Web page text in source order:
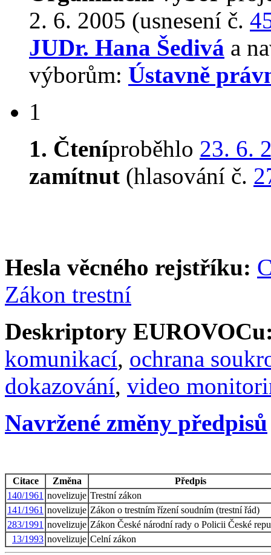
2. 6. 2005 (usnesení č.
JUDr. Hana Šedivá a
výborům: Ústavně
1
1. Čteníproběhlo 23. 6.
zamítnut (hlasování č.
Hesla věcného rejstříku:
Zákon trestní
Deskriptory
komunikací, ochrana
dokazování, video
Navržené změny předpisů
Citace Změna
Předpis
140/1961 novelizuje Trestní zákon
141/1961 novelizuje Zákon o trestním řízení soudním (trestní řád)
283/1991 novelizuje Zákon České národní rady o Policii České
13/1993 novelizuje Celní zákon